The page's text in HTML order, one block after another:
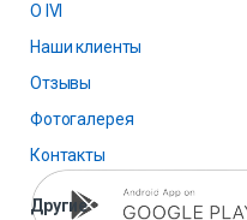
О IVI
Наши клиенты
Отзывы
Фотогалерея
Контакты
Другие